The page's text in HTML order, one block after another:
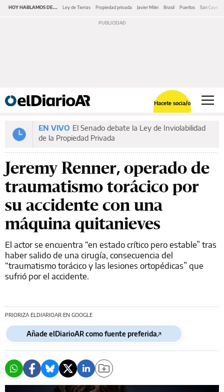
HOY HABLAMOS DE... Ley de Tierras Propiedad privada Javier Milei Brasil Puertos San
Hacete socia/o
EN VIVO El Senado debate la Ley de Inviolabilidad
de la Propiedad Privada
Jeremy Renner, operado de
traumatismo torácico por
su accidente con una
máquina quitanieves
El actor se encuentra “en estado crítico pero estable” tras
haber salido de una cirugía, consecuencia del
“traumatismo torácico y las lesiones ortopédicas” que
sufrió por el accidente.
PRIORIZA ELDIARIOAR EN GOOGLE
Añade elDiarioAR como fuente preferida